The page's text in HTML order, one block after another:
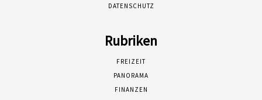
DATENSCHUTZ
Rubriken
FREIZEIT
PANORAMA
FINANZEN